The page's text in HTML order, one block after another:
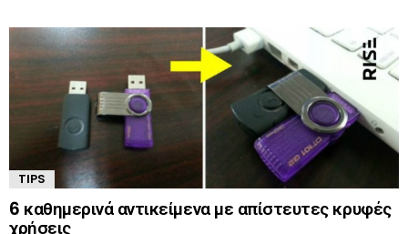
TIPS
6 καθημερινά αντικείμενα με απίστευτες κρυφές
χρήσεις